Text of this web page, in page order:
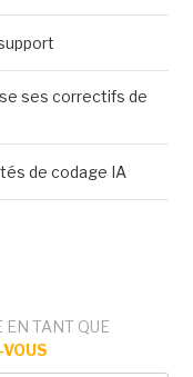
ses correctifs de
de codage IA
TANT QUE